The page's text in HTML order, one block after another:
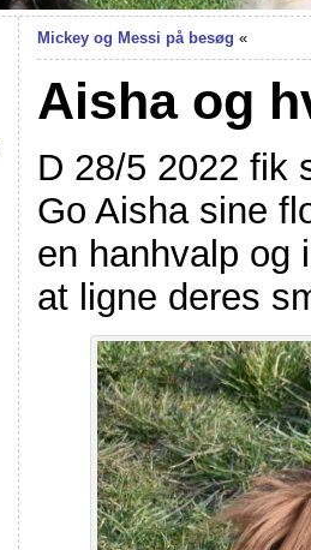
Mickey og Messi på besøg «
Aisha og
D 28/5 2022 fik
Go Aisha sine
en hanhvalp og
at ligne deres